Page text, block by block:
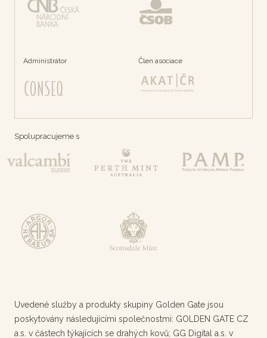
Administrátor Člen asociace
Spolupracujeme s
Uvedené služby a produkty skupiny Golden Gate jsou
poskytovány následujícími společnostmi: GOLDEN GATE CZ
a.s. v částech týkajících se drahých kovů; GG Digital a.s. v